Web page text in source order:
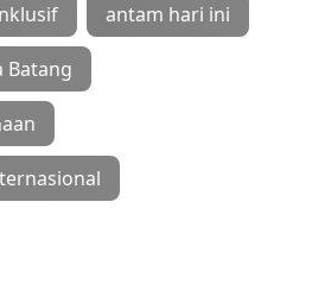
antam hari ini
Batang